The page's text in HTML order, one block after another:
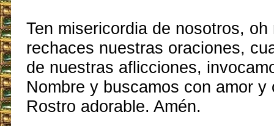
Ten misericordia de nosotros,
rechaces nuestras oraciones,
de nuestras aflicciones,
Nombre y buscamos con amor y
Rostro adorable. Amén.